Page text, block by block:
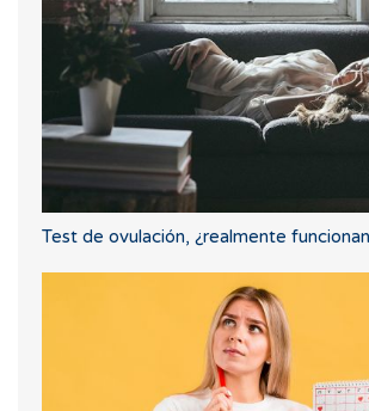
Test de ovulación, ¿realmente